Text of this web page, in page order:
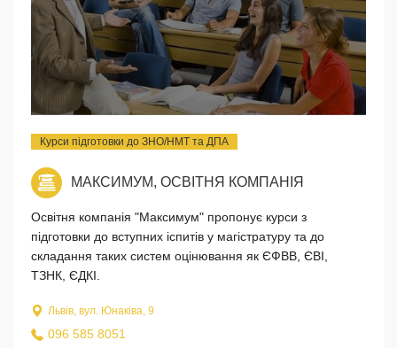
Курси підготовки до ЗНО/НМТ та ДПА
МАКСИМУМ, ОСВІТНЯ КОМПАНІЯ
Освітня компанія "Максимум" пропонує курси з
підготовки до вступних іспитів у магістратуру та до
складання таких систем оцінювання як ЄФВВ, ЄВІ,
ТЗНК, ЄДКІ.
Львів, вул. Юнаківа, 9
096 585 8051